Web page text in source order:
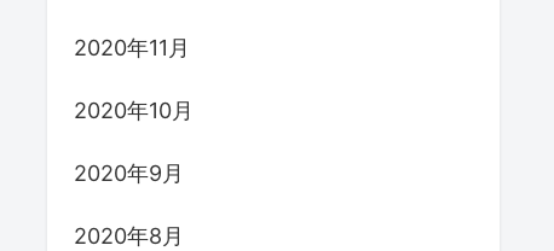
2020年11月
2020年10月
2020年9月
2020年8月